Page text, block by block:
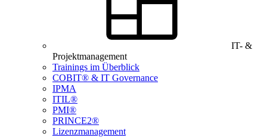
IT- &
Projektmanagement
Trainings im Überblick
COBIT® & IT Governance
IPMA
ITIL®
PMI®
PRINCE2®
Lizenzmanagement